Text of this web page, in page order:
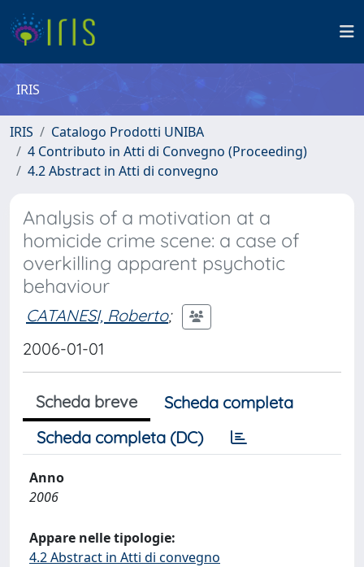
IRIS
IRIS
Catalogo Prodotti UNIBA
4 Contributo in Atti di Convegno (Proceeding)
4.2 Abstract in Atti di convegno
Analysis of a motivation at a
homicide crime scene: a case of
overkilling apparent psychotic
behaviour
CATANESI, Roberto;
2006-01-01
Scheda breve
Scheda completa
Scheda completa (DC)
Anno
2006
Appare nelle tipologie:
4.2 Abstract in Atti di convegno